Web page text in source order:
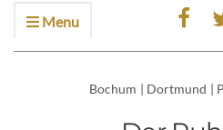
Menu
Bochum | Dortmund |